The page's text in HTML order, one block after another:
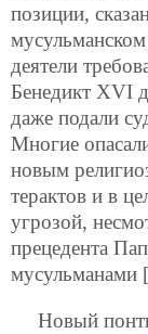
позиции,
деятели
Бенедикт XVI
даже подали
Многие
новым
терактов и в
угрозой,
прецедента
мусульманами
Новый